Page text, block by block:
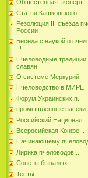
Общестенная эксперт...
Статья Кашковского
Резолюция III съезда
России
Беседа с наукой о
!!!
Пчеловодные традиции
славян
О системе Меркурий
Пчеловодство в МИРЕ
Форум Украинских п...
промышленные пасеки
Российский Национал...
Всеросийская Конфе...
Начинающему
Лирика пчеловодов ...
Советы бывалых
Тесты